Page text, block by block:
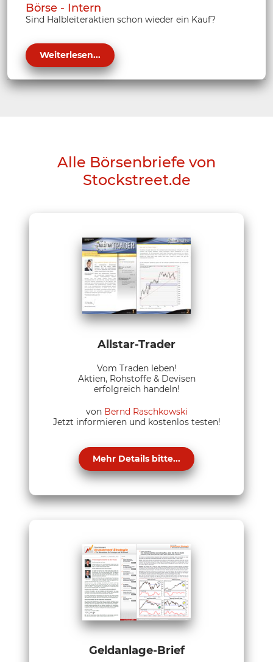
Börse - Intern
Sind Halbleiteraktien schon wieder ein Kauf?
Weiterlesen...
Alle Börsenbriefe von
Stockstreet.de
Allstar-Trader
Vom Traden leben!
Aktien, Rohstoffe & Devisen
erfolgreich handeln!
von Bernd Raschkowski
Jetzt informieren und kostenlos testen!
Mehr Details bitte...
Geldanlage-Brief